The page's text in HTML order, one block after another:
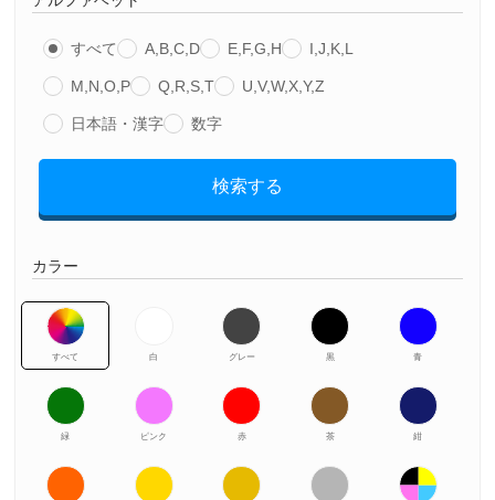
すべて A,B,C,D E,F,G,H I,J,K,L
M,N,O,P Q,R,S,T U,V,W,X,Y,Z
日本語・漢字 数字
検索する
カラー
すべて 白 グレー 黒 青
緑 ピンク 赤 茶 紺